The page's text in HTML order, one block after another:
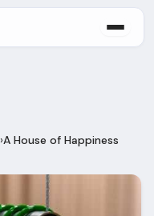
›A House of Happiness